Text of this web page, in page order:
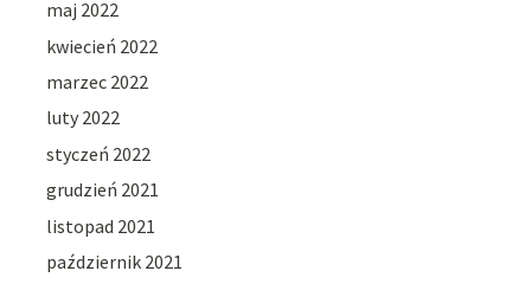
maj 2022
kwiecień 2022
marzec 2022
luty 2022
styczeń 2022
grudzień 2021
listopad 2021
październik 2021